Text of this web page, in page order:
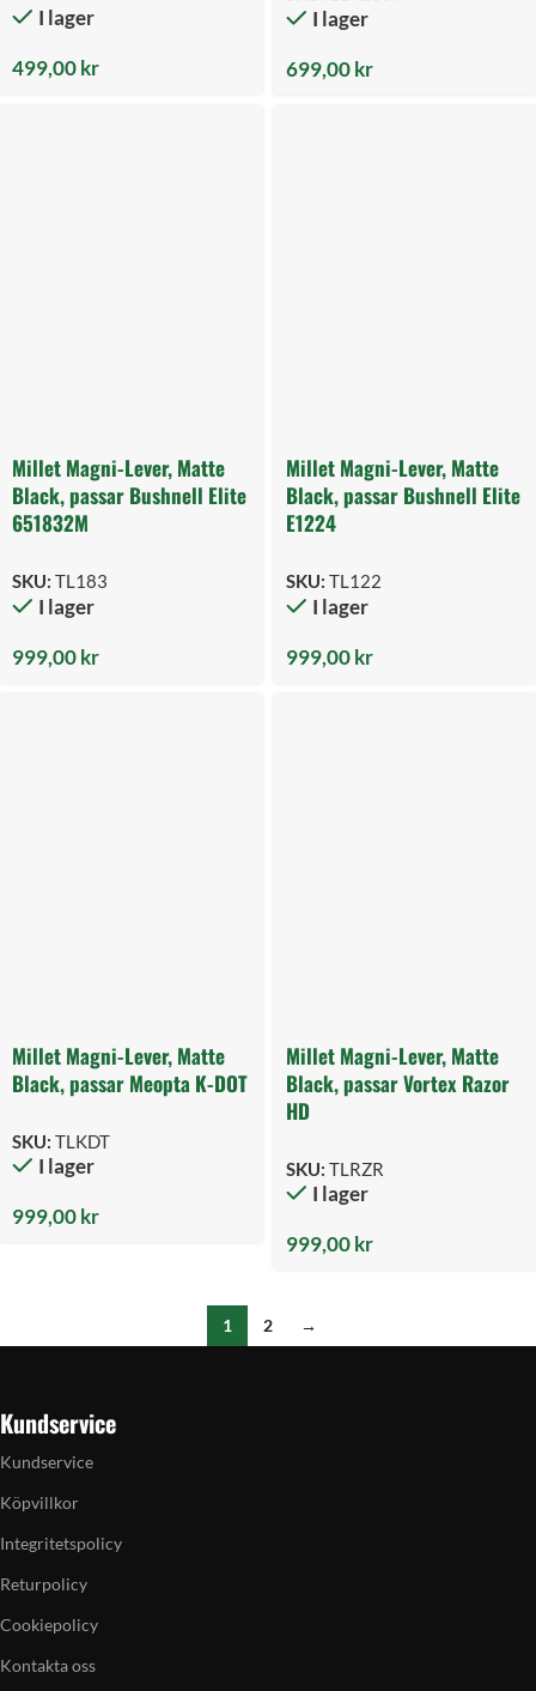
I lager
499,00kr
I lager
699,00kr
Millet Magni-Lever, Matte
Black, passar Bushnell Elite
651832M
SKU: TL183
I lager
999,00kr
Millet Magni-Lever, Matte
Black, passar Bushnell Elite
E1224
SKU: TL122
I lager
999,00kr
Millet Magni-Lever, Matte
Black, passar Meopta K-DOT
SKU: TLKDT
I lager
999,00kr
Millet Magni-Lever, Matte
Black, passar Vortex Razor
HD
SKU: TLRZR
I lager
999,00kr
1 2 →
Kundservice
Kundservice
Köpvillkor
Integritetspolicy
Returpolicy
Cookiepolicy
Kontakta oss